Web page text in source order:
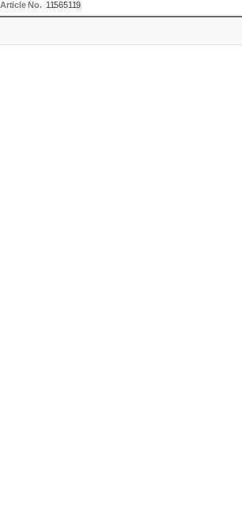
Article No. 11565119